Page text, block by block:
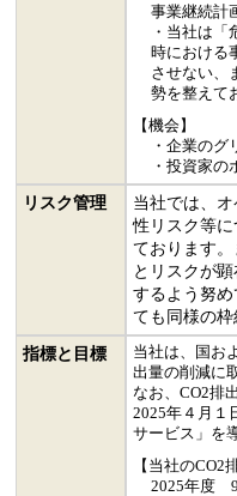
事業継続計
・当社は
時における
させない、
勢を整えて
【機会】
・企業のグ
・投資家
リスク管理
当社では、
性リスク等
ております
とリスクが
するよう努
ても同様の枠
指標と目標
当社は、国お
出量の削減に
なお、CO2排
2025年４月１
サービス」を
【当社のCO2
2025年度